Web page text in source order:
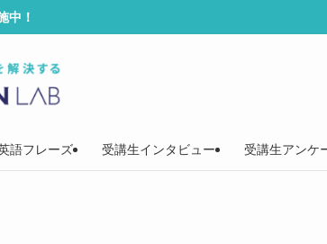
中！
語フレーズ 受講生インタビュー 受講生アンケ